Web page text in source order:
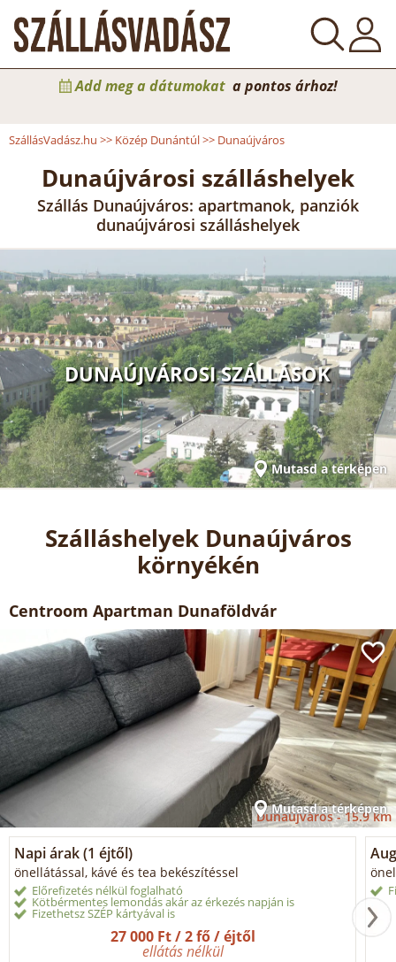
Add meg a dátumokat a pontos árhoz!
SzállásVadász.hu >> Közép Dunántúl>> Dunaújváros
Dunaújvárosi szálláshelyek
Szállás Dunaújváros: apartmanok, panziók
dunaújvárosi szálláshelyek
DUNAÚJVÁROSI SZÁLLÁSOK
Mutasd a térképen
Szálláshelyek Dunaújváros
környékén
Centroom Apartman Dunaföldvár
Mutasd a térképen
Dunaújváros -15.9 km
Napi árak (1 éjtől)
önellátással, kávé és tea bekészítéssel
Előrefizetés nélkül foglalható
Kötbérmentes lemondás akár az érkezés napján is
Fizethetsz SZÉP kártyával is
27 000 Ft / 2 fő / éjtől
ellátás nélkül